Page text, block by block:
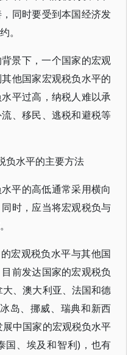
同时要受到本国经济发
。
景下，一个国家的宏观
他国家宏观税负水平的
平过高，纳税人难以承
、移民、逃税和避税等
负水平的主要方法
平的高低通常采用横向
时，应当将宏观税负与
宏观税负水平与其他国
前发达国家的宏观税负
、澳大利亚、法国和德
岛、挪威、瑞典和新西
中国家的宏观税负水平
国、埃及和智利)，也有